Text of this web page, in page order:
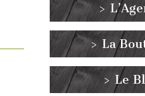
>
> La
> Le